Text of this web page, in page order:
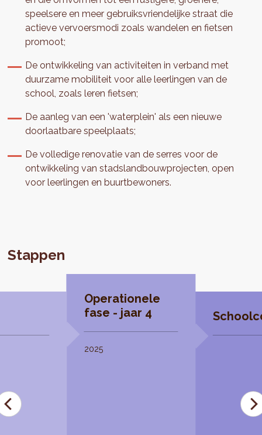
speelsere en meer gebruiksvriendelijke straat die
actieve vervoersmodi zoals wandelen en fietsen
promoot;
De ontwikkeling van activiteiten in verband met
duurzame mobiliteit voor alle leerlingen van de
school, zoals leren fietsen;
De aanleg van een 'waterplein' als een nieuwe
doorlaatbare speelplaats;
De volledige renovatie van de serres voor de
ontwikkeling van stadslandbouwprojecten, open
voor leerlingen en buurtbewoners.
Stappen
Operationele
fase - jaar 4
2025